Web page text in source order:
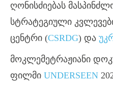
ღონისძიებას
სტრატეგიული
ცენტრი (CSRDG) და
მოკლემეტრაჟიანი
ფილმი UNDERSEEN